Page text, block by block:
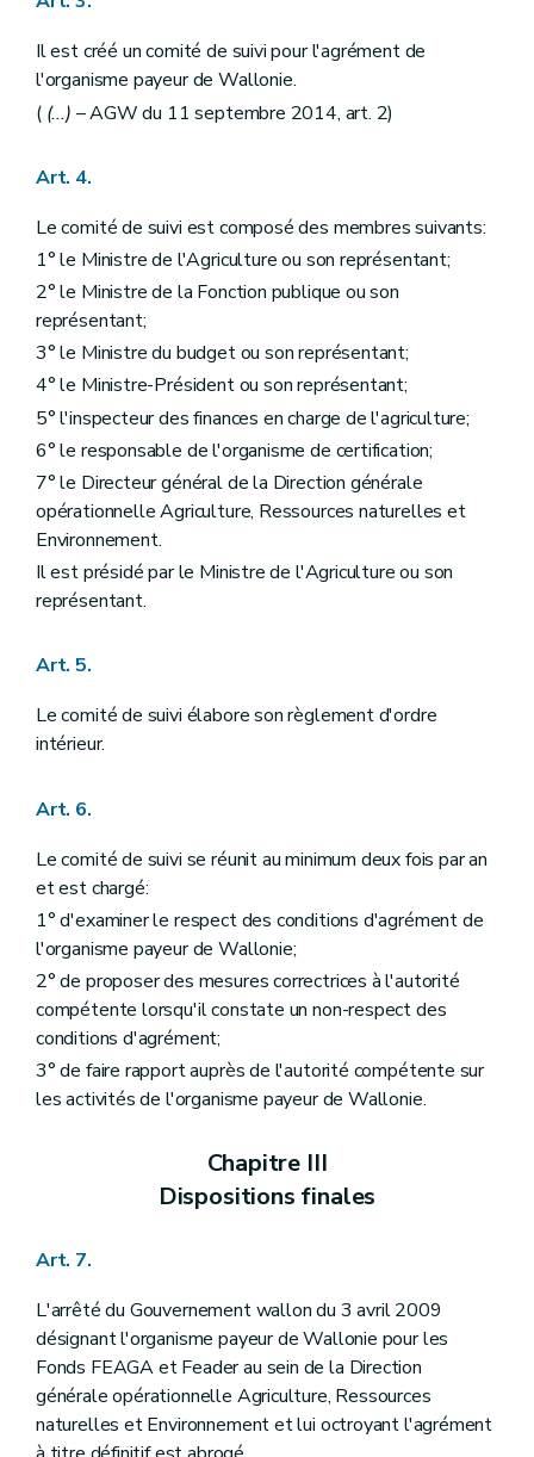
Il est créé un comité de suivi pour l'agrément de
l'organisme payeur de Wallonie.
( (...) – AGW du 11 septembre 2014, art. 2)
Art. 4.
Le comité de suivi est composé des membres suivants:
1° le Ministre de l'Agriculture ou son représentant;
2° le Ministre de la Fonction publique ou son
représentant;
3° le Ministre du budget ou son représentant;
4° le Ministre-Président ou son représentant;
5° l'inspecteur des finances en charge de l'agriculture;
6° le responsable de l'organisme de certification;
7° le Directeur général de la Direction générale
opérationnelle Agriculture, Ressources naturelles et
Environnement.
Il est présidé par le Ministre de l'Agriculture ou son
représentant.
Art. 5.
Le comité de suivi élabore son règlement d'ordre
intérieur.
Art. 6.
Le comité de suivi se réunit au minimum deux fois par an
et est chargé:
1° d'examiner le respect des conditions d'agrément de
l'organisme payeur de Wallonie;
2° de proposer des mesures correctrices à l'autorité
compétente lorsqu'il constate un non-respect des
conditions d'agrément;
3° de faire rapport auprès de l'autorité compétente sur
les activités de l'organisme payeur de Wallonie.
Chapitre III
Dispositions finales
Art. 7.
L'arrêté du Gouvernement wallon du 3 avril 2009
désignant l'organisme payeur de Wallonie pour les
Fonds FEAGA et Feader au sein de la Direction
générale opérationnelle Agriculture, Ressources
naturelles et Environnement et lui octroyant l'agrément